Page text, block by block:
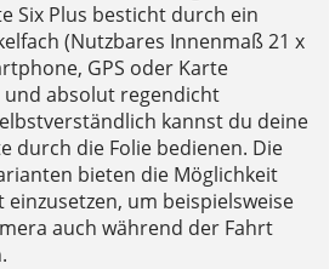
Six Plus besticht durch ein
(Nutzbares Innenmaß 21 x
GPS oder Karte
absolut regendicht
kannst du deine
durch die Folie bedienen. Die
bieten die Möglichkeit
um beispielsweise
auch während der Fahrt